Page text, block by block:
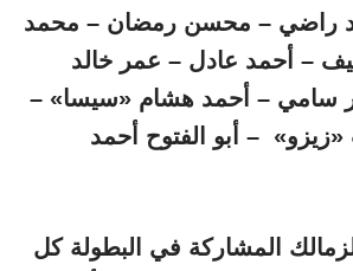
راضي – محسن رمضان – محمد
– أحمد عادل – عمر خالد
سامي – أحمد هشام «سيسا» –
«زيزو» – أبو الفتوح أحمد
المشاركة في البطولة كل